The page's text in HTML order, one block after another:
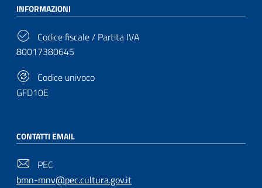
INFORMAZIONI
Codice fiscale / Partita IVA
80017380645
Codice univoco
GFD10E
CONTATTI EMAIL
PEC
bmn-mnv@pec.cultura.gov.it